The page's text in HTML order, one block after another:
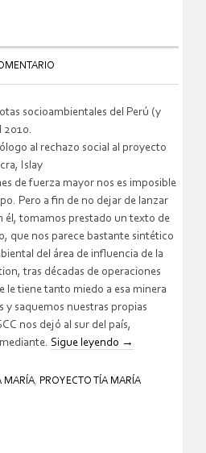
socioambientales del Perú (y
2010.
al rechazo social al proyecto
Islay
de fuerza mayor nos es imposible
Pero a fin de no dejar de lanzar
él, tomamos prestado un texto de
que nos parece bastante sintético
del área de influencia de la
tras décadas de operaciones
le tiene tanto miedo a esa minera
y saquemos nuestras propias
nos dejó al sur del país,
Sigue leyendo →
MARÍA, PROYECTO TÍA MARÍA